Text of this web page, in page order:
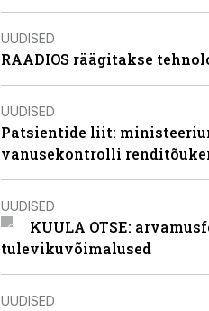
UUDISED
RAADIOS räägitakse
UUDISED
Patsientide liit:
vanusekontrolli
UUDISED
KUULA OTSE:
tulevikuvõimalused
UUDISED